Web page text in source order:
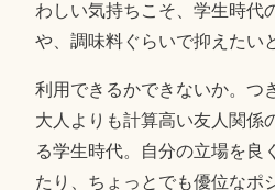
わしい気持ちこそ、学生時代
や、調味料ぐらいで抑えたい
利用できるかできないか。つ
大人よりも計算高い友人関係
る学生時代。自分の立場を良
たり、ちょっとでも優位なポ